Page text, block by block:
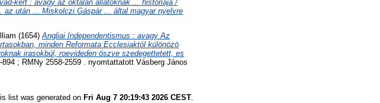
kert : avagy az oktalan állatoknak ... historiaja /
után ... Miskolczi Gáspár ... által magyar nyelvre
(1654)Angliai Independentismus : avagy Az
minden Reformata Ecclesiaktól különözö
irasokbúl, roevideden öszve szedegettetett, es
894 ; RMNy 2558-2559 . nyomtattatott Vásberg János
list was generated on Fri Aug 7 20:19:43 2026 CEST.